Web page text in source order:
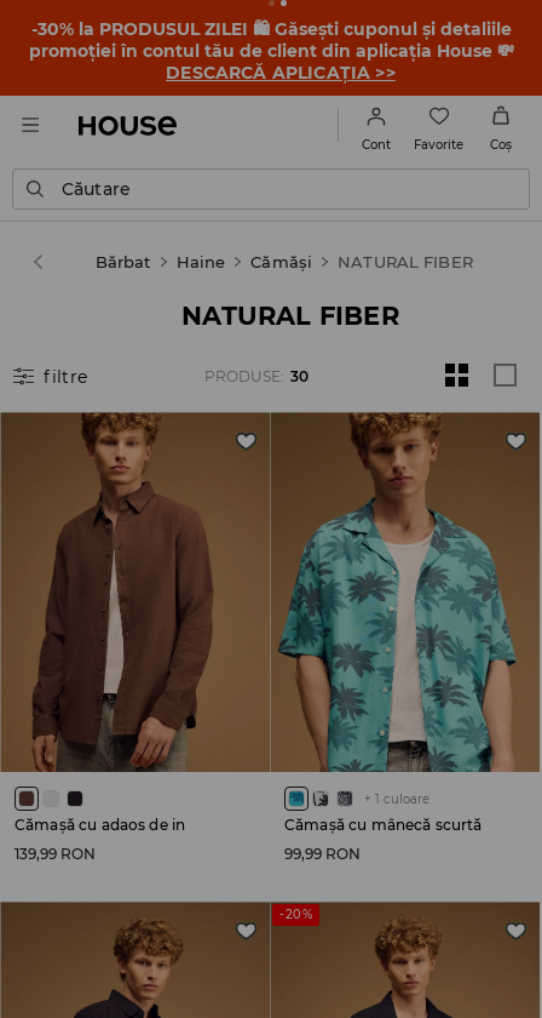
-30% la PRODUSUL ZILEI 🛍️ Găsești cuponul și detaliile
promoției în contul tău de client din aplicația House 💸
DESCARCĂ APLICAȚIA >>
Cont Favorite Coş
Căutare
House Bărbat Haine Cămăşi NATURAL FIBER
NATURAL FIBER
filtre PRODUSE: 30
Cămașă cu adaos de in
139,99 RON
+ 1 culoare
Cămașă cu mânecă scurtă
99,99 RON
-20%